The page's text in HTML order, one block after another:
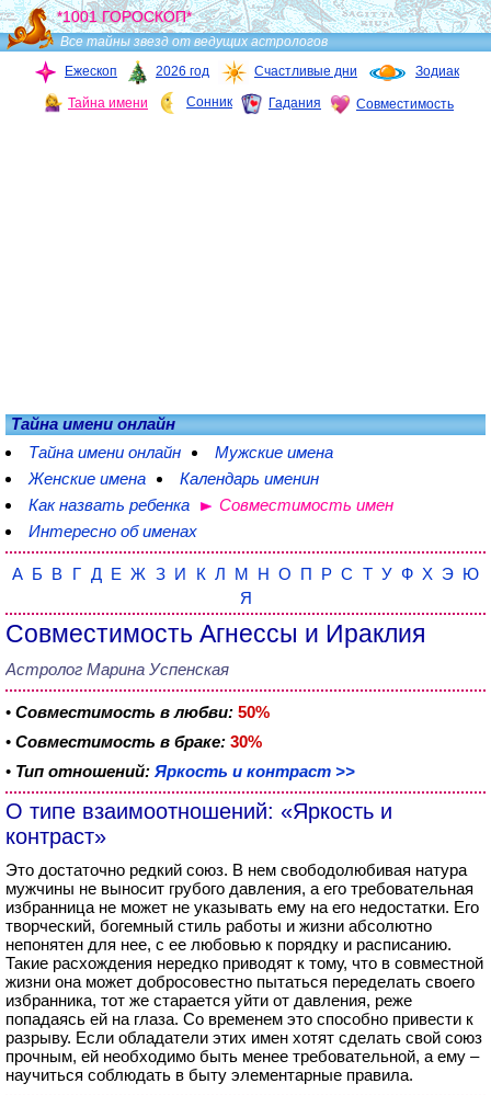
*1001 ГОРОСКОП*
Все тайны звезд от ведущих астрологов
Ежескоп
2026 год Счастливые дни Зодиак
Тайна имени Сонник Гадания Совместимость
Тайна имени онлайн
Тайна имени онлайн
Мужские имена
Женские имена
Календарь именин
Как назвать ребенка
Совместимость имен
Интересно об именах
А Б В Г Д Е Ж З И К Л М Н О П Р С Т У Ф Х Э Ю
Я
Совместимость Агнессы и Ираклия
Астролог Марина Успенская
• Совместимость в любви: 50%
• Совместимость в браке: 30%
• Тип отношений: Яркость и контраст >>
О типе взаимоотношений: «Яркость и
контраст»
Это достаточно редкий союз. В нем свободолюбивая натура
мужчины не выносит грубого давления, а его требовательная
избранница не может не указывать ему на его недостатки. Его
творческий, богемный стиль работы и жизни абсолютно
непонятен для нее, с ее любовью к порядку и расписанию.
Такие расхождения нередко приводят к тому, что в совместной
жизни она может добросовестно пытаться переделать своего
избранника, тот же старается уйти от давления, реже
попадаясь ей на глаза. Со временем это способно привести к
разрыву. Если обладатели этих имен хотят сделать свой союз
прочным, ей необходимо быть менее требовательной, а ему –
научиться соблюдать в быту элементарные правила.